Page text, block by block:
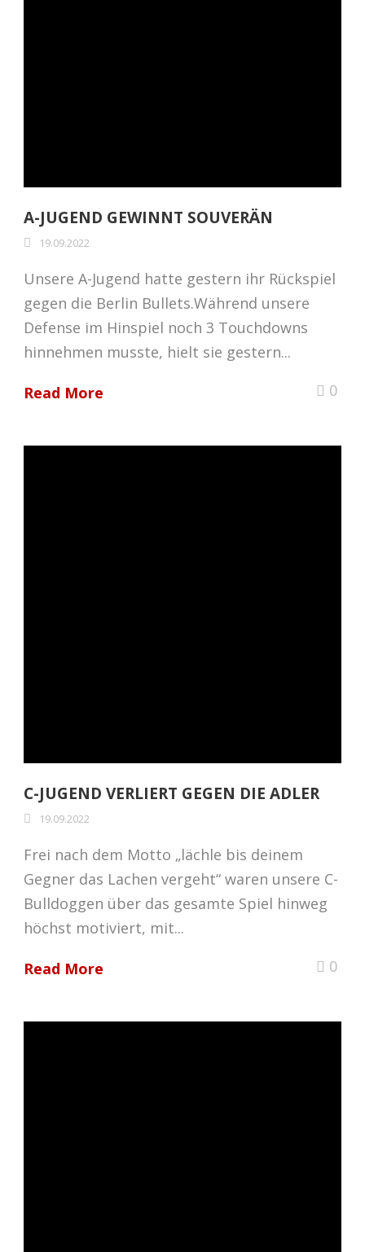
A-JUGEND GEWINNT SOUVERÄN
19.09.2022
Unsere A-Jugend hatte gestern ihr Rückspiel
gegen die Berlin Bullets.Während unsere
Defense im Hinspiel noch 3 Touchdowns
hinnehmen musste, hielt sie gestern...
Read More 0
C-JUGEND VERLIERT GEGEN DIE ADLER
19.09.2022
Frei nach dem Motto „lächle bis deinem
Gegner das Lachen vergeht“ waren unsere C-
Bulldoggen über das gesamte Spiel hinweg
höchst motiviert, mit...
Read More 0